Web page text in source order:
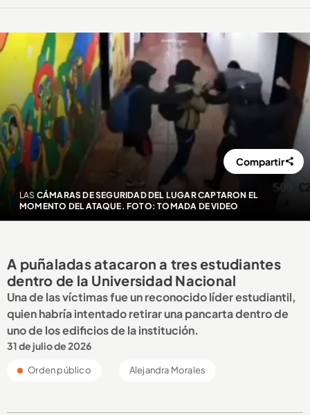
LAS CÁMARAS DE SEGURIDAD DEL LUGAR CAPTARON EL
MOMENTO DEL ATAQUE. FOTO: TOMADA DE VIDEO
Compartir
A puñaladas atacaron a tres estudiantes
dentro de la Universidad Nacional
Una de las víctimas fue un reconocido líder estudiantil,
quien habría intentado retirar una pancarta dentro de
uno de los edificios de la institución.
31 de julio de 2026
Orden público Alejandra Morales